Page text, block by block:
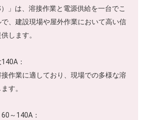
」は、溶接作業と電源供給を一台でこ
、建設現場や屋外作業において高い信
します。
：
作業に適しており、現場での多様な溶
す。
～140A：